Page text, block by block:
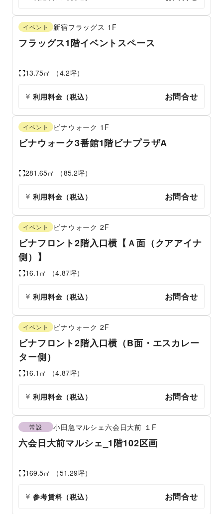
イベント 新宿フラッグス 1F
フラッグス1階イベントスペース
13.75㎡ （4.2坪）
利用料金（税込） お問合せ
イベント ビナウォーク 1F
ビナウォーク3番館1階ビナプラザA
281.65㎡ （85.2坪）
利用料金（税込） お問合せ
イベント ビナウォーク 2F
ビナフロント2階入口横【Ａ面（クアアイナ
側）】
16.1 ㎡ （4.87坪）
利用料金（税込） お問合せ
イベント ビナウォーク 2F
ビナフロント2階入口横（B面・エスカレー
ター側）
16.1 ㎡ （4.87坪）
利用料金（税込） お問合せ
常設 小田急マルシェ六会日大前 １F
六会日大前マルシェ_1階102区画
169.5㎡ （51.29坪）
参考賃料（税込） お問合せ